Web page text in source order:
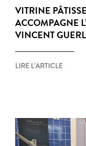
VITRINE
ACCOMPAGNE
VINCENT
LIRE L'ARTICLE